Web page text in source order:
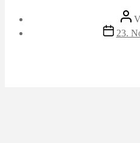
23.